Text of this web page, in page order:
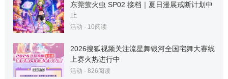
东莞萤火虫 SP02 接档｜夏日漫展戒断计划中
止
活动 · 10阅读
2026搜狐视频关注流星舞银河全国宅舞大赛线
上赛火热进行中
活动 · 826阅读